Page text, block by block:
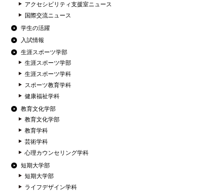
アクセシビリティ支援室ニュース
国際交流ニュース
学生の活躍
入試情報
生涯スポーツ学部
生涯スポーツ学部
生涯スポーツ学科
スポーツ教育学科
健康福祉学科
教育文化学部
教育文化学部
教育学科
芸術学科
心理カウンセリング学科
短期大学部
短期大学部
ライフデザイン学科